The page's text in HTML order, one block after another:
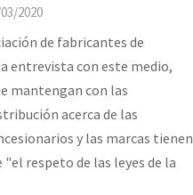
2020
de fabricantes de
entrevista con este medio,
mantengan con las
acerca de las
y las marcas tienen
respeto de las leyes de la